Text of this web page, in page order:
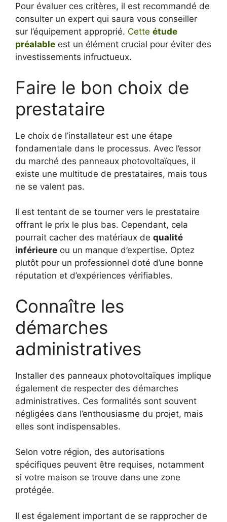
Pour évaluer ces critères, il est recommandé de
consulter un expert qui saura vous conseiller
sur l’équipement approprié. Cette étude
préalable est un élément crucial pour éviter des
investissements infructueux.
Faire le bon choix de
prestataire
Le choix de l’installateur est une étape
fondamentale dans le processus. Avec l’essor
du marché des panneaux photovoltaïques, il
existe une multitude de prestataires, mais tous
ne se valent pas.
Il est tentant de se tourner vers le prestataire
offrant le prix le plus bas. Cependant, cela
pourrait cacher des matériaux de qualité
inférieure ou un manque d’expertise. Optez
plutôt pour un professionnel doté d’une bonne
réputation et d’expériences vérifiables.
Connaître les
démarches
administratives
Installer des panneaux photovoltaïques implique
également de respecter des démarches
administratives. Ces formalités sont souvent
négligées dans l’enthousiasme du projet, mais
elles sont indispensables.
Selon votre région, des autorisations
spécifiques peuvent être requises, notamment
si votre maison se trouve dans une zone
protégée.
Il est également important de se rapprocher de